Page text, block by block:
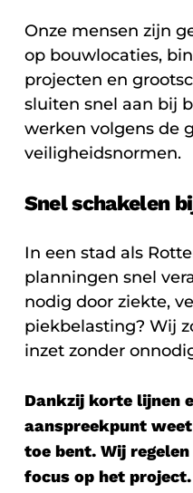
Onze mensen zijn
op bouwlocaties,
projecten en
sluiten snel aan bij
werken volgens de
veiligheidsnormen.
Snel schakelen
In een stad als
planningen snel
nodig door ziekte,
piekbelasting? Wij
inzet zonder
Dankzij korte lijnen
aanspreekpunt
toe bent. Wij
focus op het project.